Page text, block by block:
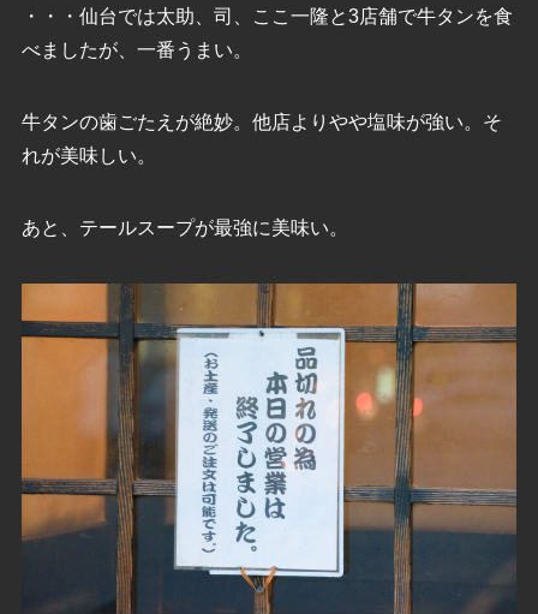
・・・仙台では太助、司、ここ一隆と3店舗で牛タンを食
べましたが、一番うまい。
牛タンの歯ごたえが絶妙。他店よりやや塩味が強い。そ
れが美味しい。
あと、テールスープが最強に美味い。